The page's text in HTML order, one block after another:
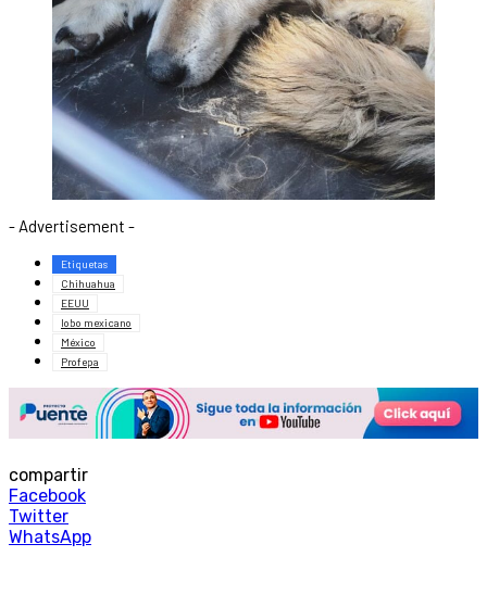
- Advertisement -
Etiquetas
Chihuahua
EEUU
lobo mexicano
México
Profepa
compartir
Facebook
Twitter
WhatsApp